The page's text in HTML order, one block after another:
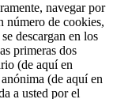
navegar por
número de cookies,
descargan en los
primeras dos
(de aquí en
(de aquí en
a usted por el